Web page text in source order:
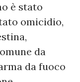
è stato
omicidio,
da
da fuoco